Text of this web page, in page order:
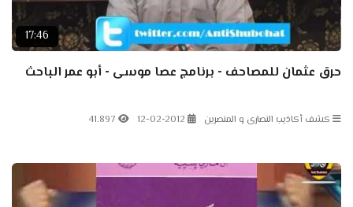
17:46
حرق عثمان للمصاحف - برنامج عصا موسى - أبو عمر الباحث
كشف أكاذيب النصارى و المنصرين 12-02-2012
41.897